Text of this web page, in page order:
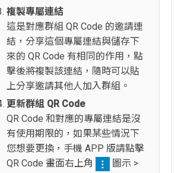
複製專屬連結
這是對應群組 QR Code 的邀請連
結，分享這個專屬連結與儲存下
來的 QR Code 有相同的作用，點
擊後將複製該連結，隨時可以貼
上分享邀請其他人加入群組。
更新群組 QR Code
QR Code 和對應的專屬連結是沒
有使用期限的，如果某些情況下
您想要更換，手機 APP 版請點擊
QR Code 畫面右上角
圖示 >